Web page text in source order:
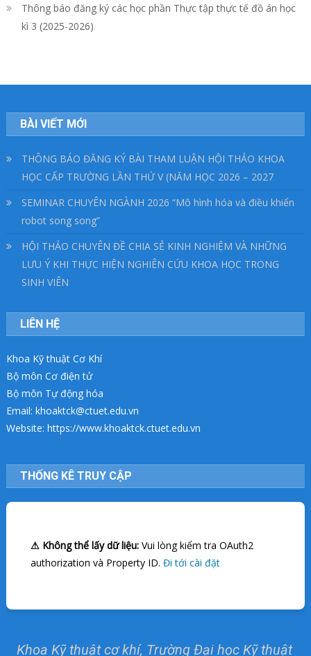
Thông báo đăng ký các học phần Thực tập thực tế đồ án học
kì 3 (2025-2026)
BÀI VIẾT MỚI
THÔNG BÁO ĐĂNG KÝ BÀI THAM LUẬN HỘI THẢO KHOA
HỌC CẤP TRƯỜNG LẦN THỨ V (NĂM HỌC 2026 – 2027
SEMINAR CHUYÊN NGÀNH 2026 “Mô hình hóa và điều khiển
robot song song”
HỘI THẢO CHUYÊN ĐỀ CHIA SẺ KINH NGHIỆM VÀ NHỮNG
LƯU Ý KHI THỰC HIỆN NGHIÊN CỨU KHOA HỌC TRONG
SINH VIÊN
LIÊN HỆ
Khoa Kỹ thuật Cơ Khí
Bộ môn Cơ điện tử
Bộ môn Tự động hóa
Email: khoaktck@ctuet.edu.vn
Website: https://www.khoaktck.ctuet.edu.vn
THỐNG KÊ TRUY CẬP
⚠ Không thể lấy dữ liệu: Vui lòng kiểm tra OAuth2
authorization và Property ID.Đi tới cài đặt
Khoa Kỹ thuật cơ khí, Trường Đại học Kỹ thuật